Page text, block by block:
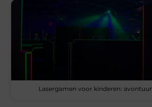
Lasergamen voor kinderen: